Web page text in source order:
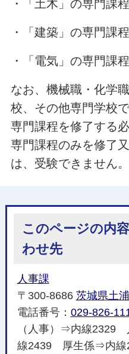
・「土木」の専門
・「建築」の専門
・「電気」の専門
なお、機械職・化学
校、その他専門学校
専門課程を修了する
専門課程のみを修了
は、受験できません。
このページの内
わせ先
人事課
〒300-8686 茨城県土
電話番号： 029-826-
（人事）⇒内線2329
線2439 厚生係⇒内線